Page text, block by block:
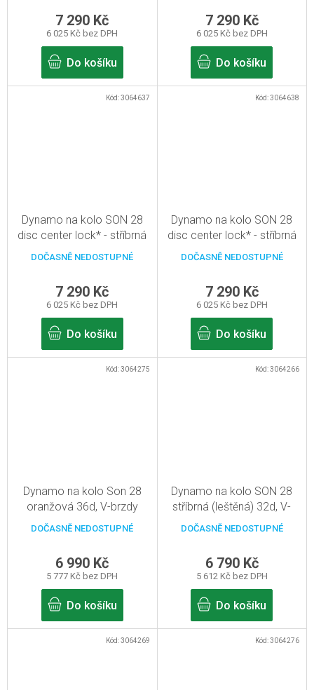
6 025 Kč bez DPH
7 290 Kč
Do košíku
6 025 Kč bez DPH
7 290 Kč
Do košíku
Dynamo na kolo SON 28
disc center lock* - stříbrná
(leštěná) - 32d
DOČASNĚ NEDOSTUPNÉ
6 025 Kč bez DPH
7 290 Kč
Do košíku
Kód:3064637
Dynamo na kolo SON 28
disc center lock* - stříbrná
(leštěná) - 36d
DOČASNĚ NEDOSTUPNÉ
6 025 Kč bez DPH
7 290 Kč
Do košíku
Kód:3064638
Dynamo na kolo Son 28
oranžová 36d, V-brzdy
DOČASNĚ NEDOSTUPNÉ
5 777 Kč bez DPH
6 990 Kč
Do košíku
Kód:3064275
Dynamo na kolo SON 28
stříbrná (leštěná) 32d, V-
brzdy
DOČASNĚ NEDOSTUPNÉ
5 612 Kč bez DPH
6 790 Kč
Do košíku
Kód:3064266
Kód:3064269 Kód:3064276